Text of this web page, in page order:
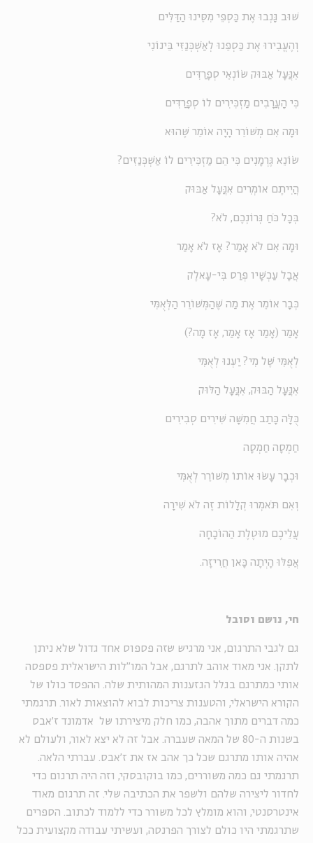
שׁוּב גָּנְבוּ אֶת כַּסְפֵּי מִסֵּינוּ הַדַּלִּים
וְהֶעֱבִירוּ אֶת כַּסְפֵּנוּ לְאַשְׁכְּנַזִּי בֵּינוֹנִי
אִנֲּעָל אַבּוּק שׂוֹנְאֵי סְפָרַדִּים
כִּי הַָעֲרָבִים מַזְכִּירִים לוֹ סְפָרַדִּים
וּמָה אִם מְשׁוֹרֵר הָיָה אוֹמֵר שֶׁהוּא
שׂוֹנֵא גֶּרְמָנִים כִּי הֵם מַזְכִּירִים לוֹ אַשְׁכְּנַזִּים?
הֲיִיתֶם אוֹמְרִים אִנֲּעָל אַבּוּק
בְּכָל כֹּחַ גְּרוֹנְכֶם, לֹא?
וּמָה אִם לֹא אָמַר? אָז לֹא אָמַר
אֲבָל עַכְשָׁיו פְּרַס בִּי-עָאלֶק
כְּבָר אוֹמֵר אֶת מַה שֶּׁהַמְּשׁוֹרֵר הַלְּאֻמִּי
אָמַר (אָמַר אָז אָמַר, אָז מָה?)
לְאֻמִּי שֶׁל מִי? יַעְנוּ לְאֻמִּי
אִנֲּעָל הַבּוּק, אִנֲּעָל הַלּוּק
כֻּלָּה כָּתַב חֲמִשָּׁה שִׁירִים סְבִירִים
חַמְסָה חַמְסָה
וּכְבָר עָשׂוּ אוֹתוֹ מְשׁוֹרֵר לְאֻמִּי
וְאִם תֹּאמְרוּ קְלָלוֹת זֶה לֹא שִׁירָה
עֲלֵיכֶם מוּטֶלֶת הַהוֹכָחָה
אֲפִלּוּ הָיְתָה כָּאן חֲרִיזָה.
חי, נושם וסובל
גם לגבי התרגום, אני מרגיש שזה פספוס אחד גדול שלא ניתן
לתקן. אני מאוד אוהב לתרגם, אבל המו"לות הישראלית פספסה
אותי כמתרגם בגלל הגזענות המהותית שלה. ההפסד כולו של
הקורא הישראלי, והטענות צריכות לבוא להוצאות לאור. תרגמתי
כמה דברים מתוך אהבה, כמו חלק מיצירתו של אדמונד ז'אבס
בשנות ה-80 של המאה שעברה. אבל זה לא יצא לאור, ולעולם לא
אהיה אותו מתרגם שכל כך אהב אז את ז'אבס. עברתי הלאה.
תרגמתי גם כמה משוררים, כמו בוקובסקי, וזה היה תרגום כדי
לחדור ליצירה שלהם ולשפר את הכתיבה שלי. זה תרגום מאוד
אינטרסנטי, והוא מומלץ לכל משורר כדי ללמוד לכתוב. הספרים
שתרגמתי היו כולם לצורך הפרנסה, ועשיתי עבודה מקצועית ככל